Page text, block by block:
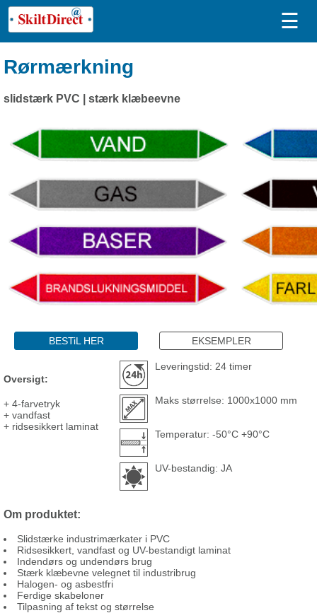
☰
Rørmærkning
slidstærk PVC | stærk klæbeevne
BESTiL HER EKSEMPLER
Oversigt:
+ 4-farvetryk
+ vandfast
+ ridsesikkert laminat
Leveringstid: 24 timer
Maks størrelse: 1000x1000 mm
Temperatur: -50°C +90°C
UV-bestandig: JA
Om produktet:
Slidstærke industrimærkater i PVC
Ridsesikkert, vandfast og UV-bestandigt laminat
Indendørs og undendørs brug
Stærk klæbevne velegnet til industribrug
Halogen- og asbestfri
Ferdige skabeloner
Tilpasning af tekst og størrelse